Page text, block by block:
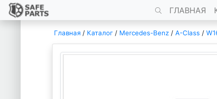
ГЛАВНАЯ
Главная / Каталог / Mercedes-Benz / A-Class /